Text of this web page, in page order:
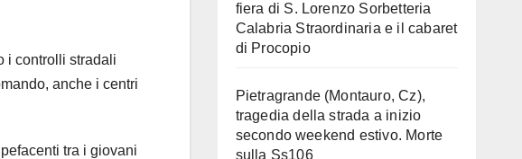
i controlli stradali
anche i centri
tra i giovani
fiera di S. Lorenzo Sorbetteria
Calabria Straordinaria e il cabaret
di Procopio
Pietragrande (Montauro, Cz),
tragedia della strada a inizio
secondo weekend estivo. Morte
sulla Ss106